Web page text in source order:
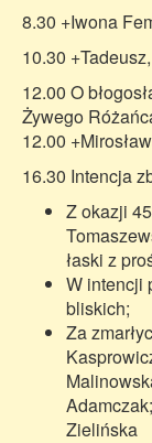
8.30 +Iwona
10.30
12.00 O
Żywego
12.00
16.30 Intencja
Z okazji
łaski z
W intencji
bliskich;
Za
Zielińska